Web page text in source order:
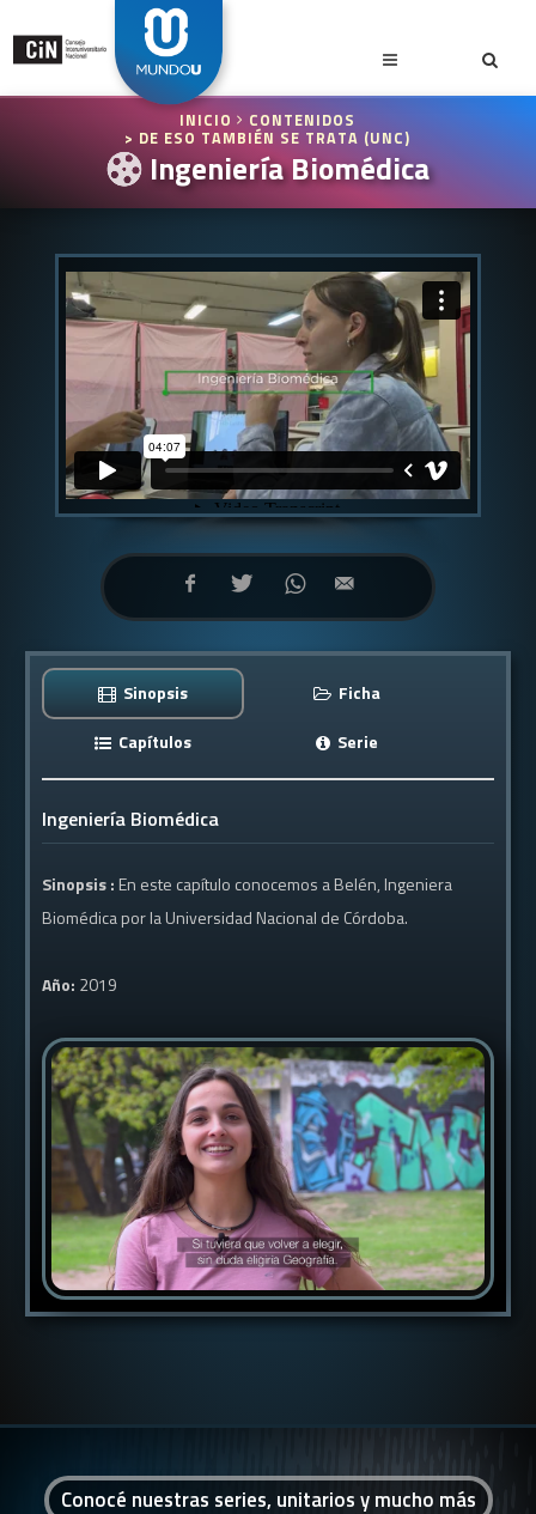
INICIO CONTENIDOS
> DE ESO TAMBIÉN SE TRATA (UNC)
Ingeniería Biomédica
Sinopsis
Ficha
Capítulos
Serie
Ingeniería Biomédica
Sinopsis : En este capítulo conocemos a Belén, Ingeniera
Biomédica por la Universidad Nacional de Córdoba.
Año: 2019
Conocé nuestras series, unitarios y mucho más